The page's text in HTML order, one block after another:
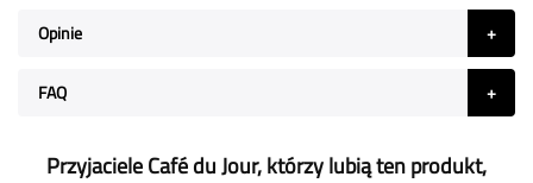
Opinie
FAQ
Przyjaciele Café du Jour, którzy lubią ten produkt,